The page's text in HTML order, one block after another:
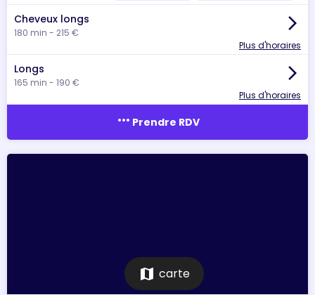
Cheveux longs
180 min - 215 €
arrow_forward_ios
Plus d'horaires
Longs
165 min - 190 €
arrow_forward_ios
Plus d'horaires
more_horiz Prendre RDV
map carte